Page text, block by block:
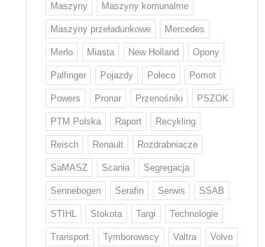
województwa podlaskiego. Tym samym
Z odpadami w Europie sobie nie
Każdy Europejczyk wytwarza średnio
w ciągu roku 132 kg odpadów
żywnościowych i 12 kg odzieżowych
i obuwniczych – wskazują dane KE.
W walce z rosnącą ilością odpadów
w tych kategoriach mają pomóc nowe
regulacje, które we wrześniu przyjął
wiedział nikt, stąd
mieszkańców
Volvo Trucks stawia
niskiej emisji CO2
Volvo zwiększa
o niskiej emisji CO2* w
produktach. Stal ta od
będzie wykorzystywana w
tysięcy pojazdów. Volvo
na świecie producentem,
wprowadził ten rodzaj
Maszyny Maszyny komunalme
Maszyny przeładunkowe Mercedes
Merlo Miasta New Holland Opony
Palfinger Pojazdy Poleco Pomot
Powers Pronar Przenośniki PSZOK
PTM Polska Raport Recykling
Reisch Renault Rozdrabniacze
SaMASZ Scania Segregacja
Sennebogen Serafin Serwis SSAB
STIHL Stokota Targi Technologie
Transport Tymborowscy Valtra Volvo